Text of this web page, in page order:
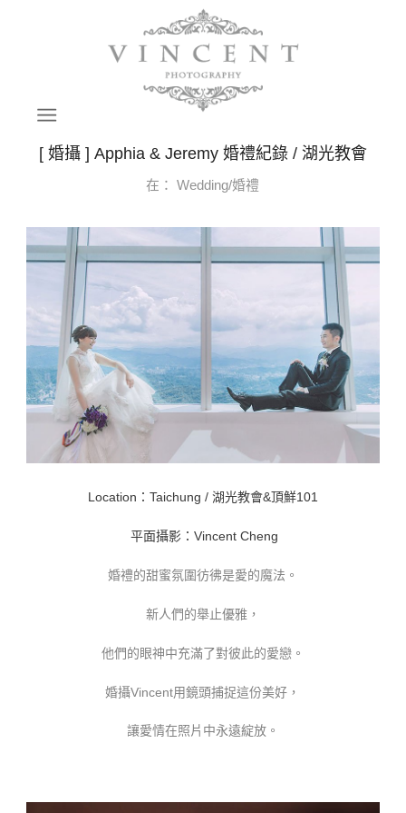
[ 婚攝 ] Apphia & Jeremy 婚禮紀錄 / 湖光教會
在：Wedding/婚禮
Location：Taichung / 湖光教會&頂鮮101
平面攝影：Vincent Cheng
婚禮的甜蜜氛圍彷彿是愛的魔法。
新人們的舉止優雅，
他們的眼神中充滿了對彼此的愛戀。
婚攝Vincent用鏡頭捕捉這份美好，
讓愛情在照片中永遠綻放。